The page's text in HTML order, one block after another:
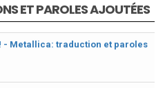
ET PAROLES AJOUTÉES
- Metallica: traduction et paroles